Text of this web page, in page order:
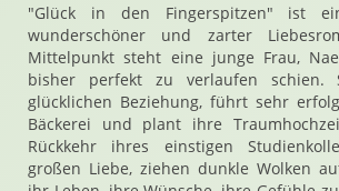
"Glück in den Fingerspitzen" ist
wunderschöner und zarter
Mittelpunkt steht eine junge Frau,
bisher perfekt zu verlaufen
glücklichen Beziehung, führt sehr
Bäckerei und plant ihre
Rückkehr ihres einstigen
großen Liebe, ziehen dunkle Wolken